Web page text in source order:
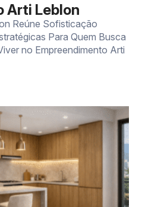
Arti Leblon
Reúne Sofisticação
Para Quem Busca
no Empreendimento Arti